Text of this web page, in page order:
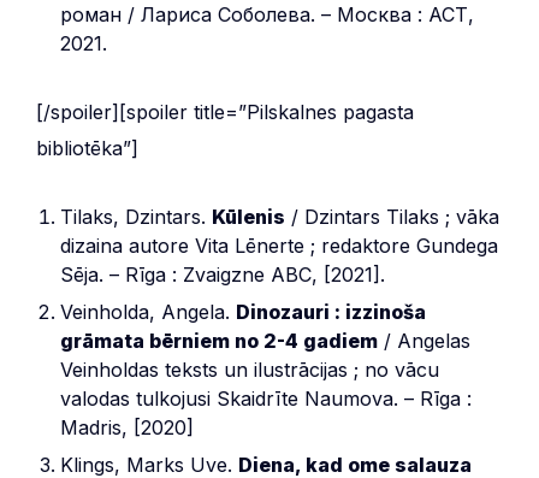
роман / Лариса Соболева. – Москва : АСТ,
2021.
[/spoiler][spoiler title=”Pilskalnes pagasta
bibliotēka”]
Tilaks, Dzintars. Kūlenis / Dzintars Tilaks ; vāka
dizaina autore Vita Lēnerte ; redaktore Gundega
Sēja. – Rīga : Zvaigzne ABC, [2021].
Veinholda, Angela. Dinozauri : izzinoša
grāmata bērniem no 2-4 gadiem / Angelas
Veinholdas teksts un ilustrācijas ; no vācu
valodas tulkojusi Skaidrīte Naumova. – Rīga :
Madris, [2020]
Klings, Marks Uve. Diena, kad ome salauza